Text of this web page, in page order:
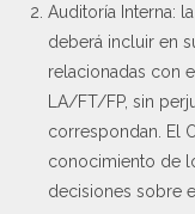
Auditoría Interna:
deberá incluir en
relacionadas con
LA/FT/FP, sin
correspondan. El
conocimiento de
decisiones sobre